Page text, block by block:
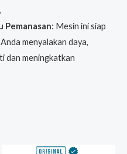
Pemanasan: Mesin ini siap
menyalakan daya,
dan meningkatkan